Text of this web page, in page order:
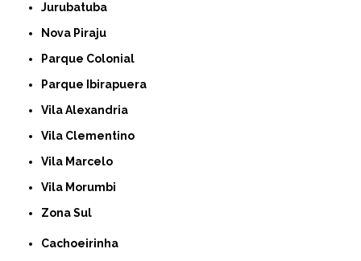
Jurubatuba
Nova Piraju
Parque Colonial
Parque Ibirapuera
Vila Alexandria
Vila Clementino
Vila Marcelo
Vila Morumbi
Zona Sul
Cachoeirinha